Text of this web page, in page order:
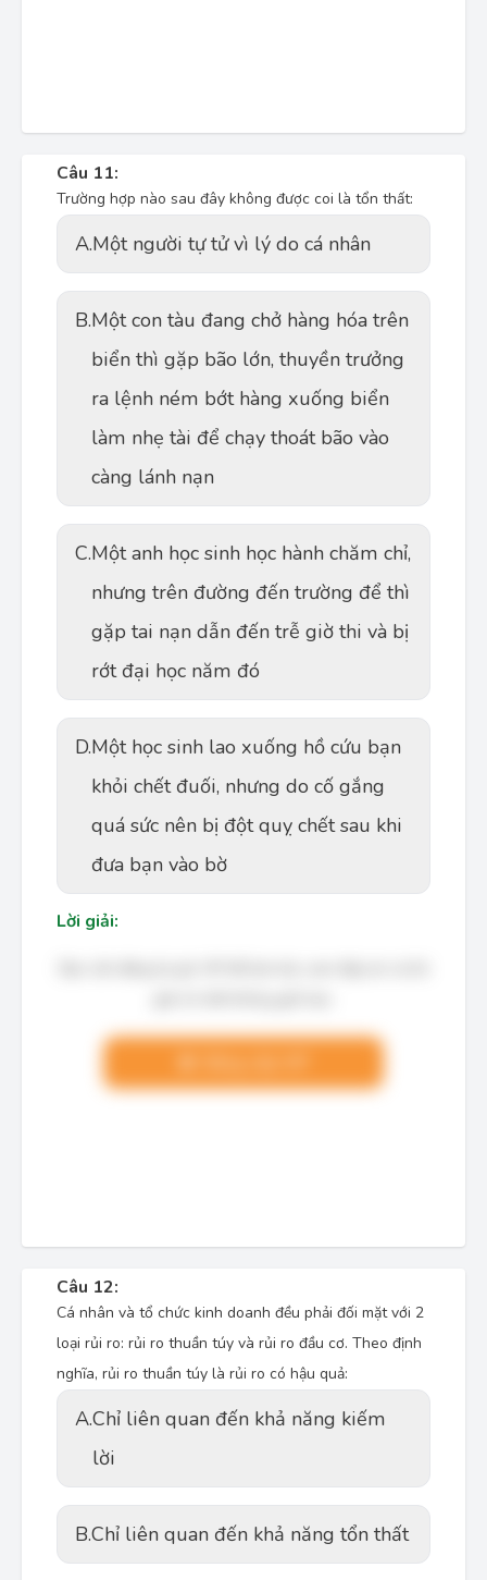
Câu 11:
Trường hợp nào sau đây không được coi là tổn thất:
A.Một người tự tử vì lý do cá nhân
B.Một con tàu đang chở hàng hóa trên
biển thì gặp bão lớn, thuyền trưởng
ra lệnh ném bớt hàng xuống biển
làm nhẹ tài để chạy thoát bão vào
càng lánh nạn
C.Một anh học sinh học hành chăm chỉ,
nhưng trên đường đến trường để thì
gặp tai nạn dẫn đến trễ giờ thi và bị
rớt đại học năm đó
D.Một học sinh lao xuống hồ cứu bạn
khỏi chết đuối, nhưng do cố gắng
quá sức nên bị đột quỵ chết sau khi
đưa bạn vào bờ
Lời giải:
Câu 12:
Cá nhân và tổ chức kinh doanh đều phải đối mặt với 2
loại rủi ro: rủi ro thuần túy và rủi ro đầu cơ. Theo định
nghĩa, rủi ro thuần túy là rủi ro có hậu quả:
A.Chỉ liên quan đến khả năng kiếm
lời
B.Chỉ liên quan đến khả năng tổn thất